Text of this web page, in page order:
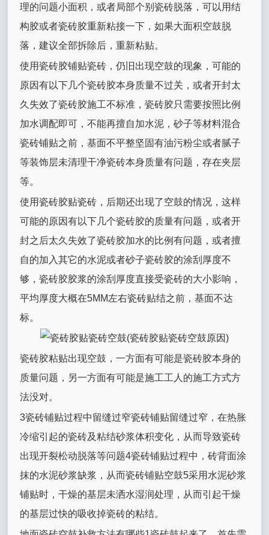
理的问题小面积，或者局部个别瓷砖脱落，可以用结
构胶或者瓷砖胶重新粘接一下，如果大面积空鼓脱
落，建议全部拆除后，重新粘贴。
使用瓷砖胶铺贴瓷砖，仍旧出现空鼓的现象，可能的
原因有以下几个瓷砖胶本身质量不过关，或者开封太
久失效了瓷砖胶施工不标准，瓷砖胶只需要按照比例
加水调配即可，不能再擅自加水泥，砂子等材料混合
瓷砖铺贴之前，基面不平整坚固有油污粉尘或者腻子
等装饰层未清理干净瓷砖本身质量有问题，存在夹层
等。
使用瓷砖胶贴瓷砖，后期还出现了空鼓的情况，这样
可能的原因有以下几个瓷砖胶的质量有问题，或者开
封之后太久失效了瓷砖胶加水的比例有问题，或者擅
自的加入其它的水泥或者砂子瓷砖胶的涂刮厚度不
够，瓷砖胶胶浆的涂刮厚度直接受瓷砖的大小影响，
平均厚度大概在5MM左右瓷砖贴结之前，基面不达
标。
瓷砖胶粘贴出现空鼓，一方面有可能是瓷砖胶本身的
质量问题，另一方面有可能是施工工人的施工方式方
法没对。
3瓷砖铺贴过程中留缝过窄瓷砖铺贴留缝过窄，在热胀
冷缩引起的瓷砖及粘结砂浆体积变化，从而导致瓷砖
出现开裂松动脱落等问题4瓷砖铺贴过程中，砖背面涂
抹的水泥砂浆缺浆，从而瓷砖铺贴空鼓5采用水泥砂浆
铺贴时，干燥的基层未洒水湿润处理，从而引起干燥
的基层过快的吸收掉瓷砖的粘结。